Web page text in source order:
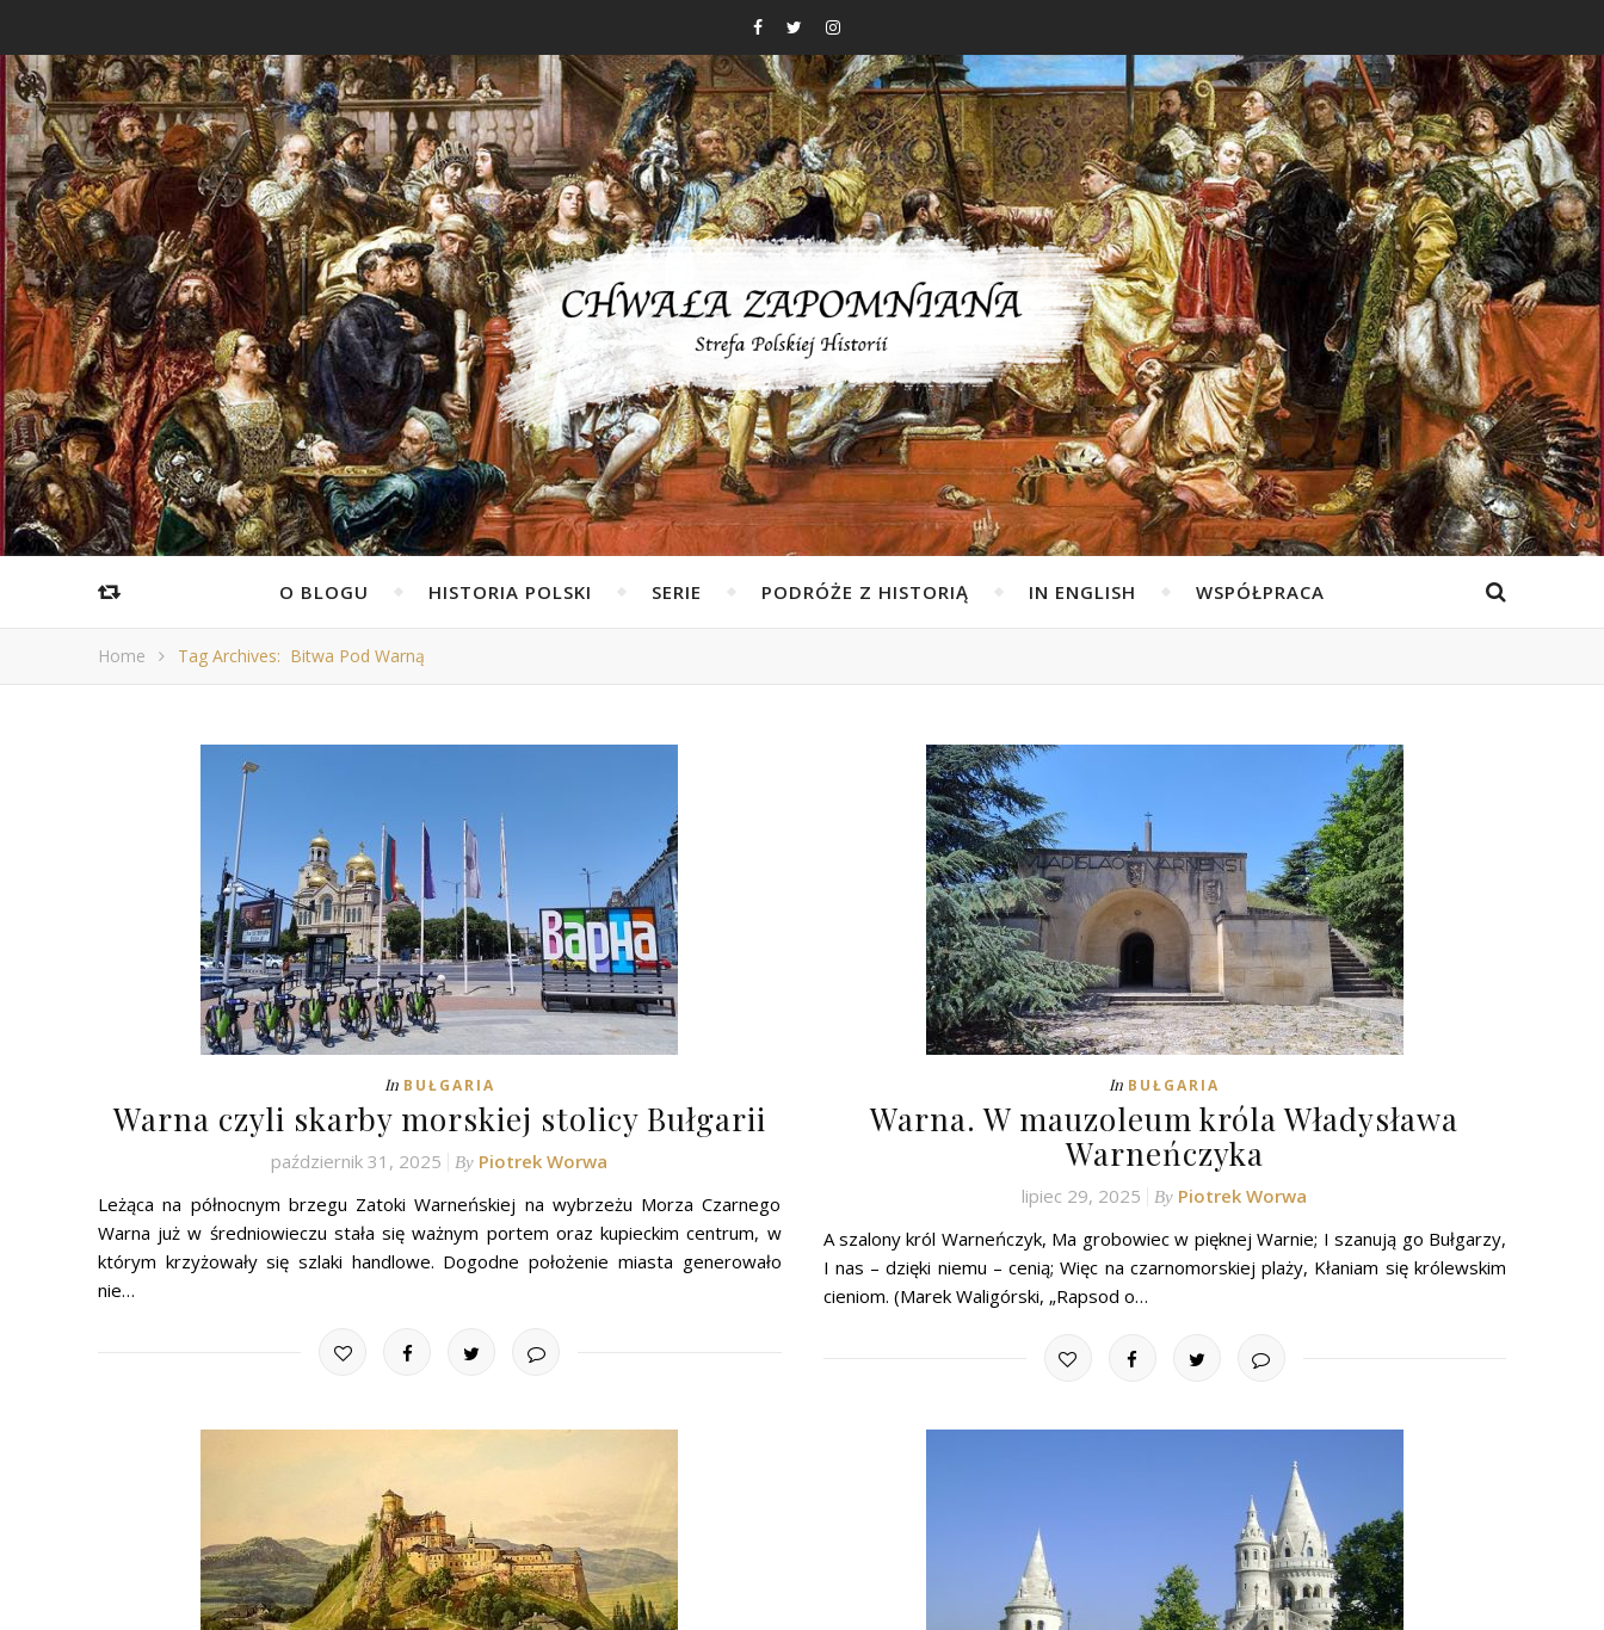
O BLOGU HISTORIA POLSKI SERIE PODRÓŻE Z HISTORIĄ IN ENGLISH WSPÓŁPRACA
Home Tag Archives: Bitwa Pod Warną
In BUŁGARIA
Warna czyli skarby morskiej stolicy Bułgarii
październik 31, 2025 By Piotrek Worwa
Leżąca na północnym brzegu Zatoki Warneńskiej na wybrzeżu Morza Czarnego
Warna już w średniowieczu stała się ważnym portem oraz kupieckim centrum, w
którym krzyżowały się szlaki handlowe. Dogodne położenie miasta generowało
nie…
In BUŁGARIA
Warna. W mauzoleum króla Władysława
Warneńczyka
lipiec 29, 2025 By Piotrek Worwa
A szalony król Warneńczyk, Ma grobowiec w pięknej Warnie; I szanują go Bułgarzy,
I nas – dzięki niemu – cenią; Więc na czarnomorskiej plaży, Kłaniam się królewskim
cieniom. (Marek Waligórski, „Rapsod o…